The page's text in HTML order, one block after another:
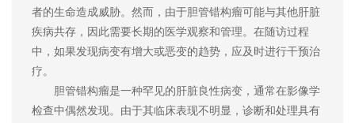
者的生命造成威胁。然而，由于胆管错构瘤可能与其他肝脏
疾病共存，因此需要长期的医学观察和管理。在随访过程
中，如果发现病变有增大或恶变的趋势，应及时进行干预治
疗。
胆管错构瘤是一种罕见的肝脏良性病变，通常在影像学
检查中偶然发现。由于其临床表现不明显，诊断和处理具有